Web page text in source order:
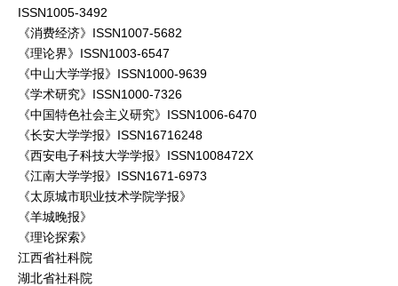
ISSN1005-3492
《消费经济》ISSN1007-5682
《理论界》ISSN1003-6547
《中山大学学报》ISSN1000-9639
《学术研究》ISSN1000-7326
《中国特色社会主义研究》ISSN1006-6470
《长安大学学报》ISSN16716248
《西安电子科技大学学报》ISSN1008472X
《江南大学学报》ISSN1671-6973
《太原城市职业技术学院学报》
《羊城晚报》
《理论探索》
江西省社科院
湖北省社科院